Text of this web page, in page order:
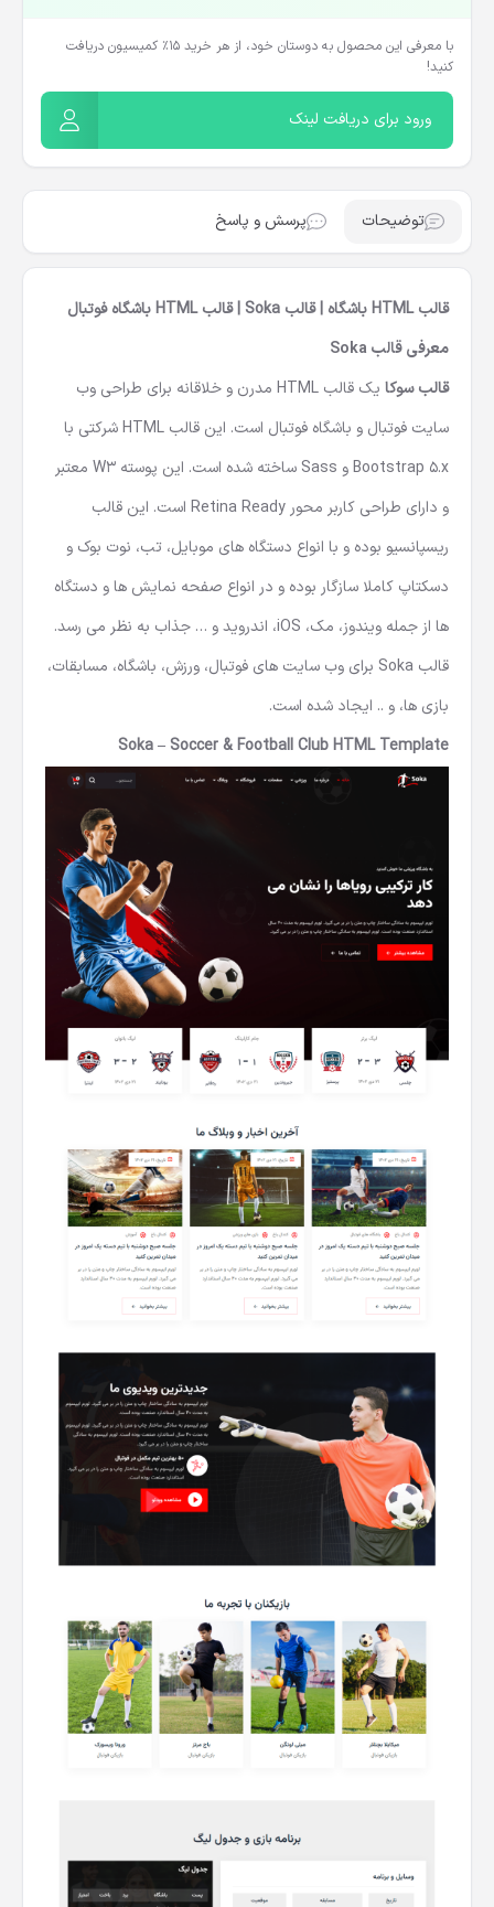
با معرفی این محصول به دوستان خود، از هر خرید ۱۵٪ کمیسیون دریافت
کنید!
ورود برای دریافت لینک
توضیحات پرسش و پاسخ
قالب HTML باشگاه | قالب Soka | قالب HTML باشگاه فوتبال
معرفی قالب Soka
قالب سوکا
یک قالب HTML مدرن و خلاقانه برای طراحی وب
سایت فوتبال و باشگاه فوتبال است. این قالب HTML شرکتی
با
Bootstrap 5.x و Sass ساخته شده است. این پوسته W3 معتبر
و دارای طراحی کاربر محور Retina Ready است. این قالب
ریسپانسیو بوده و با انواع دستگاه های موبایل، تب، نوت بوک و
دسکتاپ کاملا سازگار بوده و در انواع صفحه نمایش ها و دستگاه
ها از جمله ویندوز، مک، iOS، اندروید و … جذاب به نظر می رسد.
قالب Soka برای وب سایت های فوتبال، ورزش، باشگاه، مسابقات،
بازی ها، و .. ایجاد شده است.
Soka – Soccer & Football Club HTML Template